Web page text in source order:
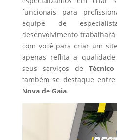
funcionais para
equipe de
desenvolvimento
com você para criar um
apenas reflita a
seus serviços de
também se destaque
Nova de Gaia.